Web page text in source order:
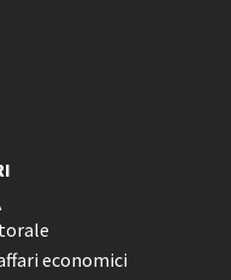
economici